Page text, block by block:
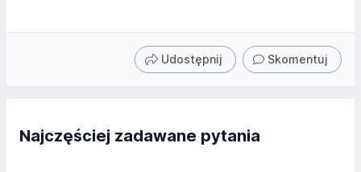
Udostępnij Skomentuj
Najczęściej zadawane pytania